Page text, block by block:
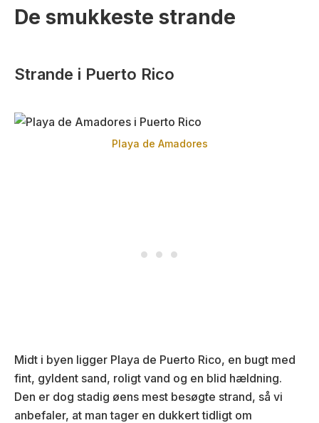
De smukkeste strande
Strande i Puerto Rico
Playa de Amadores
Midt i byen ligger Playa de Puerto Rico, en bugt med
fint, gyldent sand, roligt vand og en blid hældning.
Den er dog stadig øens mest besøgte strand, så vi
anbefaler, at man tager en dukkert tidligt om